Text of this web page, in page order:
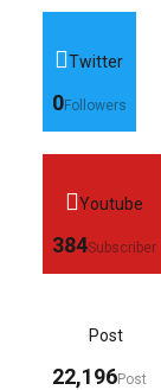
Twitter
0Followers
Youtube
384Subscriber
Post
22,196Post